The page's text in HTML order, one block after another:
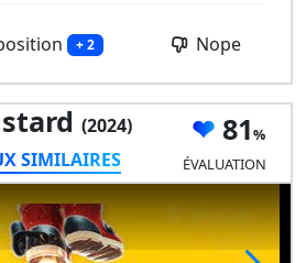
+ 2 Nope
(2024)
SIMILAIRES
81
ÉVALUATION